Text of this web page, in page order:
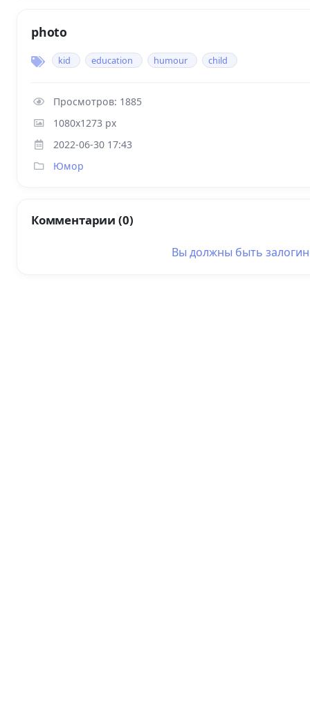
photo
kid education humour child
Просмотров: 1885
1080x1273 px
2022-06-30 17:43
Юмор
Комментарии (0)
Вы должны быть